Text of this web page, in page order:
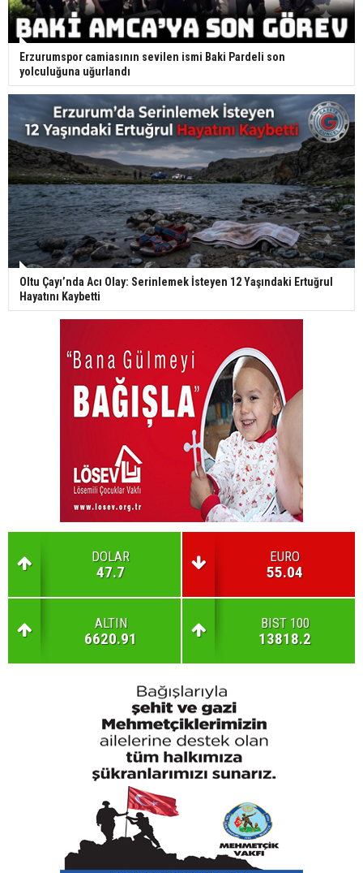
Erzurumspor camiasının sevilen ismi Baki Pardeli son
yolculuğuna uğurlandı
Oltu Çayı’nda Acı Olay: Serinlemek İsteyen 12 Yaşındaki Ertuğrul
Hayatını Kaybetti
DOLAR
47.7
EURO
55.04
ALTIN
6620.91
BIST 100
13818.2